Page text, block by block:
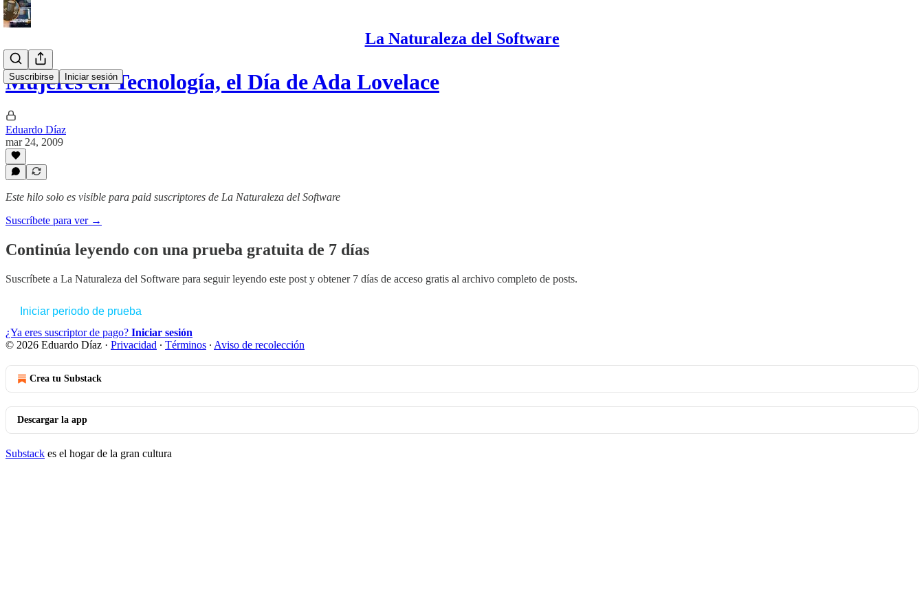
La Naturaleza del Software
Suscribirse Iniciar sesión
Mujeres en Tecnología, el Día de Ada Lovelace
Eduardo Díaz
mar 24, 2009
Este hilo solo es visible para paid suscriptores de La Naturaleza del Software
Suscríbete para ver →
Continúa leyendo con una prueba gratuita de 7 días
Suscríbete a La Naturaleza del Software para seguir leyendo este post y obtener 7 días de acceso gratis al archivo completo de posts.
Iniciar periodo de prueba
¿Ya eres suscriptor de pago? Iniciar sesión
© 2026 Eduardo Díaz · Privacidad ∙ Términos ∙ Aviso de recolección
Crea tu Substack
Descargar la app
Substack es el hogar de la gran cultura